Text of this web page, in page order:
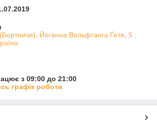
Йоганна Вольфганга Ґете, 5 ,
з 09:00 до 21:00
графік роботи